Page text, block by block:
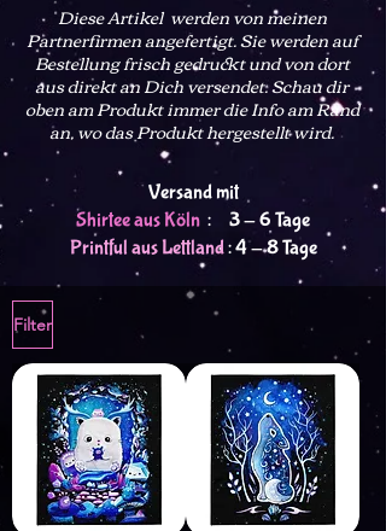
Diese Artikel werden von meinen
Partnerfirmen angefertigt. Sie werden auf
Bestellung frisch gedruckt und von dort
aus direkt an Dich versendet. Schau dir
oben am Produkt immer die Info am Rand
an, wo das Produkt hergestellt wird.
Versand mit
Shirtee aus Köln : 3 - 6 Tage
Printful aus Lettland: 4 - 8 Tage
Filter